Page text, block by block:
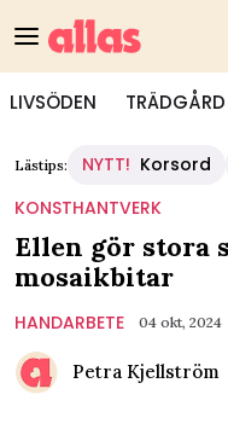
LIVSÖDEN TRÄDGÅRD
Lästips: NYTT! Korsord
KONSTHANTVERK
Ellen gör stora
mosaikbitar
HANDARBETE 04 okt, 2024
Petra Kjellström